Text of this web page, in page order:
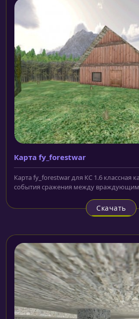
Карта fy_forestwar
Карта fy_forestwar для КС 1.6 классная
события сражения между
Скачать